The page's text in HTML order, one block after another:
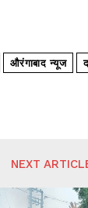
औरंगाबाद न्यूज
NEXT